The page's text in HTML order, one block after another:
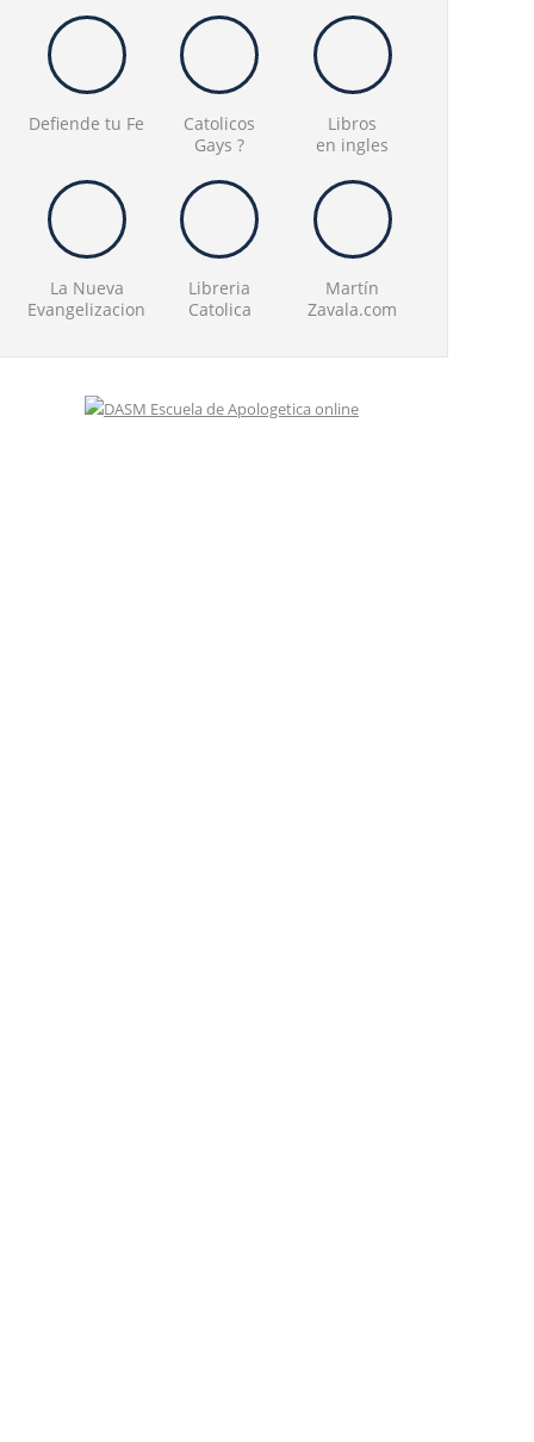
Defiende tu Fe
Catolicos
Gays ?
Libros
en ingles
La Nueva
Evangelizacion
Libreria
Catolica
Martín
Zavala.com